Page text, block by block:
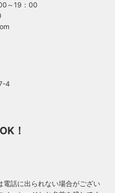
～19：00
4
！
話に出られない場合がござい